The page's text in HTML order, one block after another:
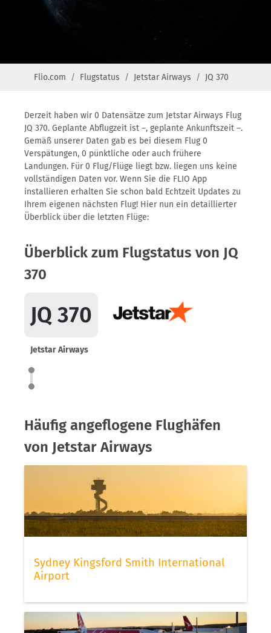
Flio.com Flugstatus Jetstar Airways JQ 370
Derzeit haben wir 0 Datensätze zum Jetstar Airways Flug
JQ 370. Geplante Abflugzeit ist –, geplante Ankunftszeit –.
Gemäß unserer Daten gab es bei diesem Flug 0
Verspätungen, 0 pünktliche oder auch frühere
Landungen. Für 0 Flug/Flüge liegt bzw. liegen uns keine
vollständigen Daten vor. Wenn Sie die FLIO App
installieren erhalten Sie schon bald Echtzeit Updates zu
Ihrem eigenen nächsten Flug! Hier nun ein detaillierter
Überblick über die letzten Flüge:
Überblick zum Flugstatus von JQ
370
JQ 370
Jetstar Airways
Häufig angeflogene Flughäfen
von Jetstar Airways
Sydney Kingsford Smith International
Airport